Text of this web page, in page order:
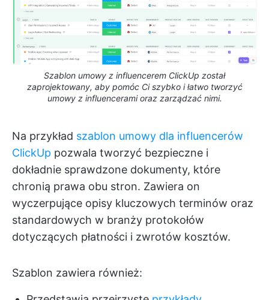
Szablon umowy z influencerem ClickUp został
zaprojektowany, aby pomóc Ci szybko i łatwo tworzyć
umowy z influencerami oraz zarządzać nimi.
Na przykład szablon umowy dla influencerów
ClickUp pozwala tworzyć bezpieczne i
dokładnie sprawdzone dokumenty, które
chronią prawa obu stron. Zawiera on
wyczerpujące opisy kluczowych terminów oraz
standardowych w branży protokołów
dotyczących płatności i zwrotów kosztów.
Szablon zawiera również: